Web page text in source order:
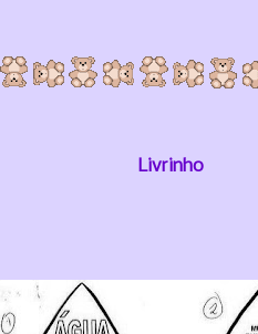
Livrinho